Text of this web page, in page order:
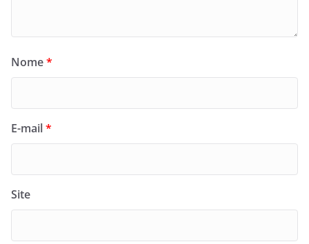
Nome*
E-mail*
Site